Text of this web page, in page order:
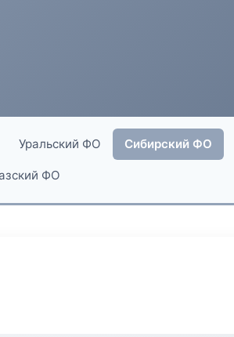
Уральский ФО Сибирский ФО
ФО